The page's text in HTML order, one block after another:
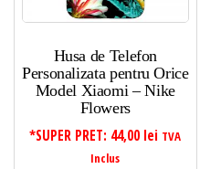
Husa de Telefon
Personalizata pentru Orice
Model Xiaomi – Nike
Flowers
*SUPER PRET: 44,00 lei TVA
Inclus